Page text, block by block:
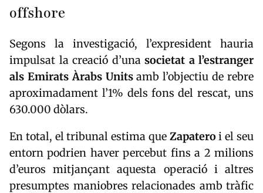
offshore
Segons la investigació, l’expresident hauria
impulsat la creació d’una societat a l’estranger
als Emirats Àrabs Units amb l’objectiu de rebre
aproximadament l’1% dels fons del rescat, uns
630.000 dòlars.
En total, el tribunal estima que Zapateroi el seu
entorn podrien haver percebut fins a 2 milions
d’euros mitjançant aquesta operació i altres
presumptes maniobres relacionades amb tràfic